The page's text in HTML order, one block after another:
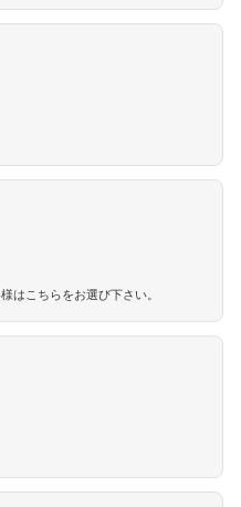
はこちらをお選び下さい。